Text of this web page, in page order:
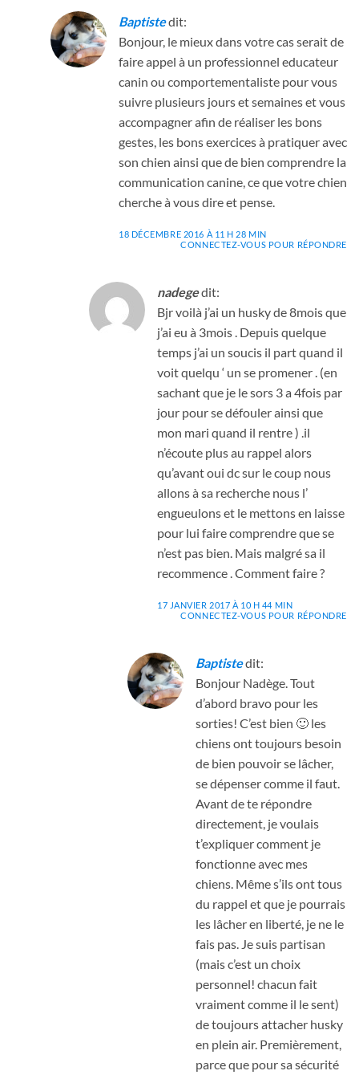
Baptistedit:
Bonjour, le mieux dans votre cas serait de
faire appel à un professionnel educateur
canin ou comportementaliste pour vous
suivre plusieurs jours et semaines et vous
accompagner afin de réaliser les bons
gestes, les bons exercices à pratiquer avec
son chien ainsi que de bien comprendre la
communication canine, ce que votre chien
cherche à vous dire et pense.
18 DÉCEMBRE 2016 À 11 H 28 MIN
CONNECTEZ-VOUS POUR RÉPONDRE
nadegedit:
Bjr voilà j’ai un husky de 8mois que
j’ai eu à 3mois . Depuis quelque
temps j’ai un soucis il part quand il
voit quelqu ‘ un se promener . (en
sachant que je le sors 3 a 4fois par
jour pour se défouler ainsi que
mon mari quand il rentre ) .il
n’écoute plus au rappel alors
qu’avant oui dc sur le coup nous
allons à sa recherche nous l’
engueulons et le mettons en laisse
pour lui faire comprendre que se
n’est pas bien. Mais malgré sa il
recommence . Comment faire ?
17 JANVIER 2017 À 10 H 44 MIN
CONNECTEZ-VOUS POUR RÉPONDRE
Baptistedit:
Bonjour Nadège. Tout
d’abord bravo pour les
sorties! C’est bien 🙂 les
chiens ont toujours besoin
de bien pouvoir se lâcher,
se dépenser comme il faut.
Avant de te répondre
directement, je voulais
t’expliquer comment je
fonctionne avec mes
chiens. Même s’ils ont tous
du rappel et que je pourrais
les lâcher en liberté, je ne le
fais pas. Je suis partisan
(mais c’est un choix
personnel! chacun fait
vraiment comme il le sent)
de toujours attacher husky
en plein air. Premièrement,
parce que pour sa sécurité